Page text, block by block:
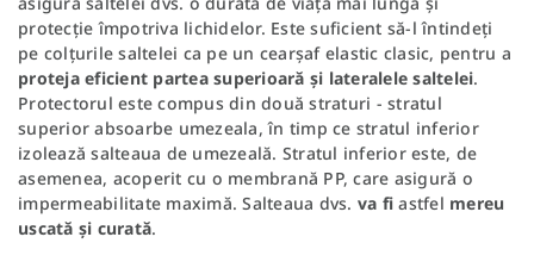
protecție împotriva lichidelor. Este suficient să-l întindeți
pe colțurile saltelei ca pe un cearșaf elastic clasic, pentru a
proteja eficient partea superioară și lateralele saltelei.
Protectorul este compus din două straturi - stratul
superior absoarbe umezeala, în timp ce stratul inferior
izolează salteaua de umezeală. Stratul inferior este, de
asemenea, acoperit cu o membrană PP, care asigură o
impermeabilitate maximă. Salteaua dvs. va fi astfel mereu
uscată și curată.